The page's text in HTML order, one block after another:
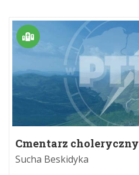
Cmentarz choleryczny
Sucha Beskidyka